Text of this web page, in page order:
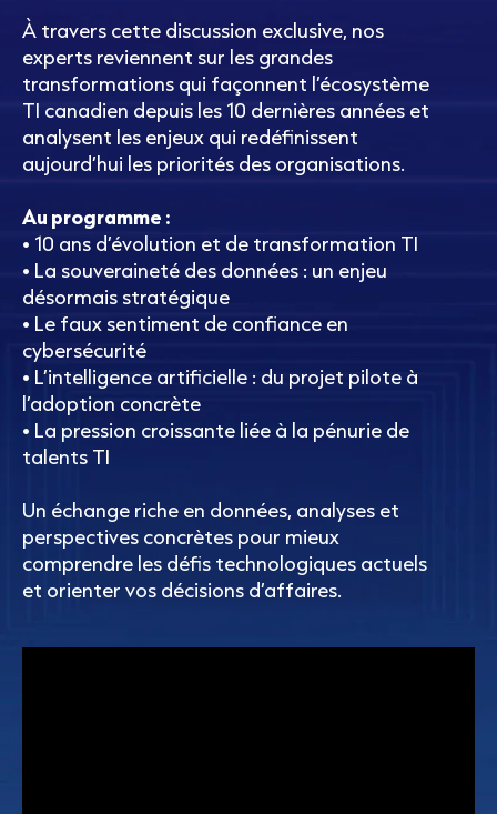
À travers cette discussion exclusive, nos
experts reviennent sur les grandes
transformations qui façonnent l’écosystème
TI canadien depuis les 10 dernières années et
analysent les enjeux qui redéfinissent
aujourd’hui les priorités des organisations.
Au programme :
• 10 ans d’évolution et de transformation TI
• La souveraineté des données : un enjeu
désormais stratégique
• Le faux sentiment de confiance en
cybersécurité
• L’intelligence artificielle : du projet pilote à
l’adoption concrète
• La pression croissante liée à la pénurie de
talents TI
Un échange riche en données, analyses et
perspectives concrètes pour mieux
comprendre les défis technologiques actuels
et orienter vos décisions d’affaires.